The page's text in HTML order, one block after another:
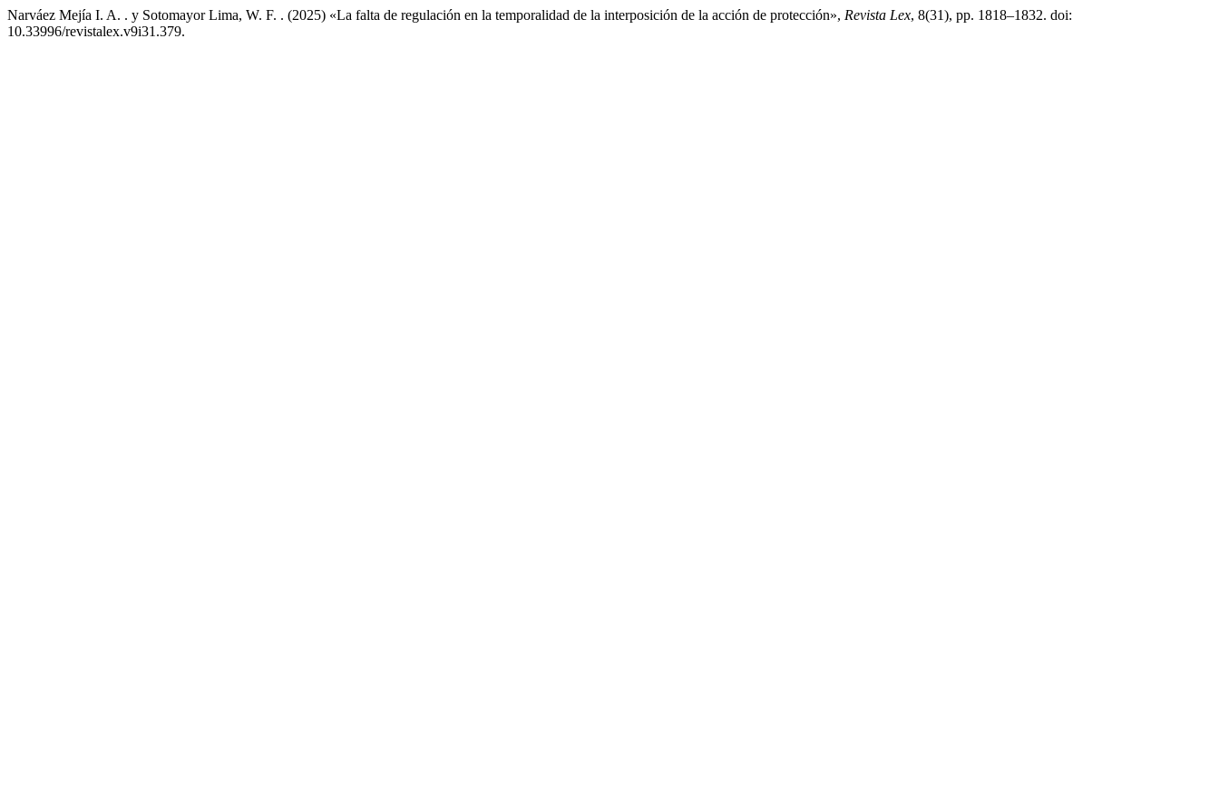
Narváez Mejía I. A. . y Sotomayor Lima, W. F. . (2025) «La falta de regulación en la temporalidad de la interposición de la acción de protección», Revista Lex, 8(31), pp. 1818–1832. doi:
10.33996/revistalex.v9i31.379.